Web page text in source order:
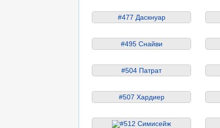
#477 Даскнуар
#495 Снайви
#504 Патрат
#507 Хардиер
#512 Симисейж